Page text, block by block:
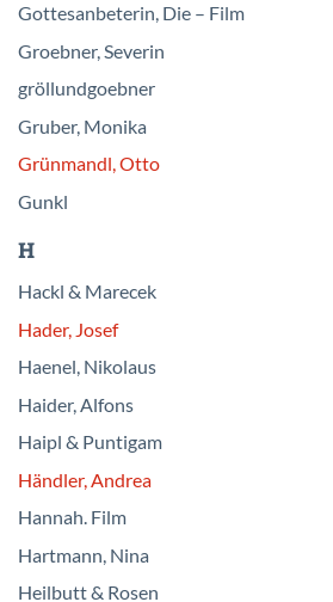
Gottesanbeterin, Die – Film
Groebner, Severin
gröllundgoebner
Gruber, Monika
Grünmandl, Otto
Gunkl
H
Hackl & Marecek
Hader, Josef
Haenel, Nikolaus
Haider, Alfons
Haipl & Puntigam
Händler, Andrea
Hannah. Film
Hartmann, Nina
Heilbutt & Rosen